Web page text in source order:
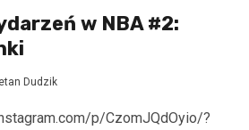
w NBA #2:
Dudzik
p/CzomJQdOyio/?